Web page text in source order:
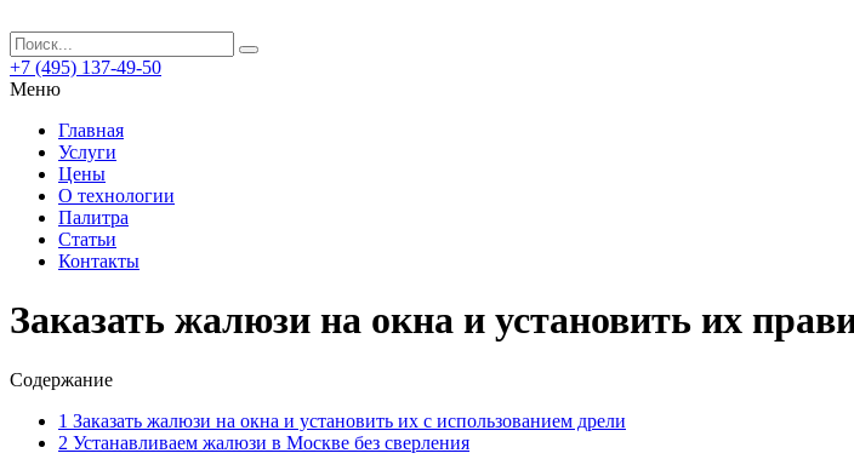
+7 (495) 137-49-50
Меню
Главная
Услуги
Цены
О технологии
Палитра
Статьи
Контакты
Заказать жалюзи на окна и установить их
Содержание
1 Заказать жалюзи на окна и установить их с использованием дрели
2 Устанавливаем жалюзи в Москве без сверления